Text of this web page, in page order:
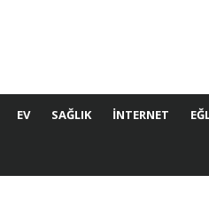
EV SAĞLIK İNTERNET